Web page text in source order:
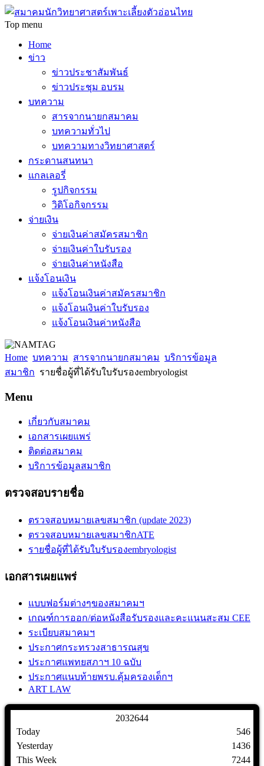
Top menu
Home
ข่าว
ข่าวประชาสัมพันธ์
ข่าวประชุม อบรม
บทความ
สารจากนายกสมาคม
บทความทั่วไป
บทความทางวิทยาศาสตร์
กระดานสนทนา
แกลเลอรี่
รูปกิจกรรม
วิดิโอกิจกรรม
จ่ายเงิน
จ่ายเงินค่าสมัครสมาชิก
จ่ายเงินค่าใบรับรอง
จ่ายเงินค่าหนังสือ
แจ้งโอนเงิน
แจ้งโอนเงินค่าสมัครสมาชิก
แจ้งโอนเงินค่าใบรับรอง
แจ้งโอนเงินค่าหนังสือ
Home บทความ สารจากนายกสมาคม บริการข้อมูล
สมาชิก รายชื่อผู้ที่ได้รับใบรับรองembryologist
Menu
เกี่ยวกับสมาคม
เอกสารเผยแพร่
ติดต่อสมาคม
บริการข้อมูลสมาชิก
ตรวจสอบรายชื่อ
ตรวจสอบหมายเลขสมาชิก (update 2023)
ตรวจสอบหมายเลขสมาชิกATE
รายชื่อผู้ที่ได้รับใบรับรองembryologist
เอกสารเผยแพร่
แบบฟอร์มต่างๆของสมาคมฯ
เกณฑ์การออก/ต่อหนังสือรับรองและคะแนนสะสม CEE
ระเบียบสมาคมฯ
ประกาศกระทรวงสาธารณสุข
ประกาศแพทยสภาฯ 10 ฉบับ
ประกาศแนบท้ายพรบ.คุ้มครองเด็กฯ
ART LAW
2032644
Today
Yesterday
This Week
546
1436
7244